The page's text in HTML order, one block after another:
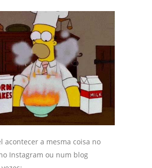
acontecer a mesma coisa no
Instagram ou num blog